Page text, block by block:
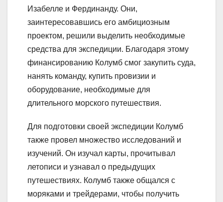
Изабелле и Фердинанду. Они,
заинтересовавшись его амбициозным
проектом, решили выделить необходимые
средства для экспедиции. Благодаря этому
финансированию Колумб смог закупить суда,
нанять команду, купить провизии и
оборудование, необходимые для
длительного морского путешествия.
Для подготовки своей экспедиции Колумб
также провел множество исследований и
изучений. Он изучал карты, прочитывал
летописи и узнавал о предыдущих
путешествиях. Колумб также общался с
моряками и трейдерами, чтобы получить